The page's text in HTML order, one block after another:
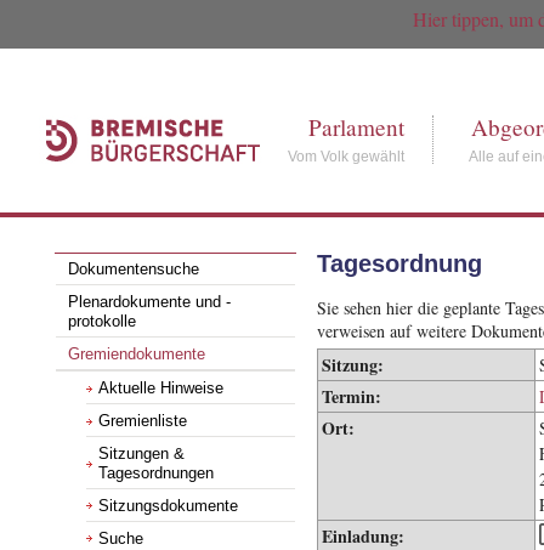
Hier tippen, um
Parlament
Vom Volk gewählt Alle auf
Dokumentensuche
Plenardokumente und -
protokolle
Gremiendokumente
Aktuelle Hinweise
Gremienliste
Sitzungen &
Tagesordnungen
Sitzungsdokumente
Suche
Tagesordnung
Sie sehen hier die geplante
verweisen auf weitere
Sitzung:
Termin:
Ort:
Einladung: